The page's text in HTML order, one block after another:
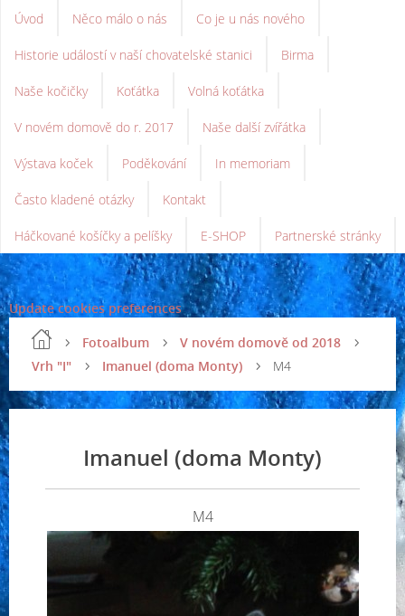
Úvod Něco málo o nás Co je u nás nového
Historie událostí v naší chovatelské stanici Birma
Naše kočičky Koťátka Volná koťátka
V novém domově do r. 2017 Naše další zvířátka
Výstava koček Poděkování In memoriam
Často kladené otázky Kontakt
Háčkované košíčky a pelíšky E-SHOP Partnerské stránky
Update cookies preferences
Fotoalbum
V novém domově od 2018
Vrh "I"
Imanuel (doma Monty) M4
Imanuel (doma Monty)
M4